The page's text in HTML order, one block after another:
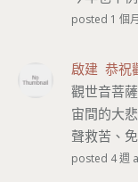
posted 1 個
啟建 恭祝
觀世音菩
宙間的大
聲救苦、
posted 4 週